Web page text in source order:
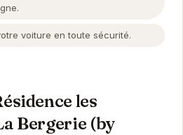
voiture en toute sécurité.
les
Bergerie (by